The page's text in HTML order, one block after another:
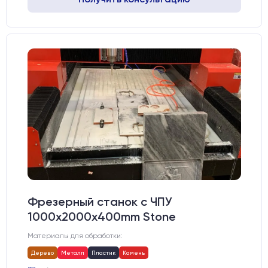
Фрезерный станок с ЧПУ
1000x2000х400mm Stone
Материалы для обработки:
Дерево Металл Пластик Камень